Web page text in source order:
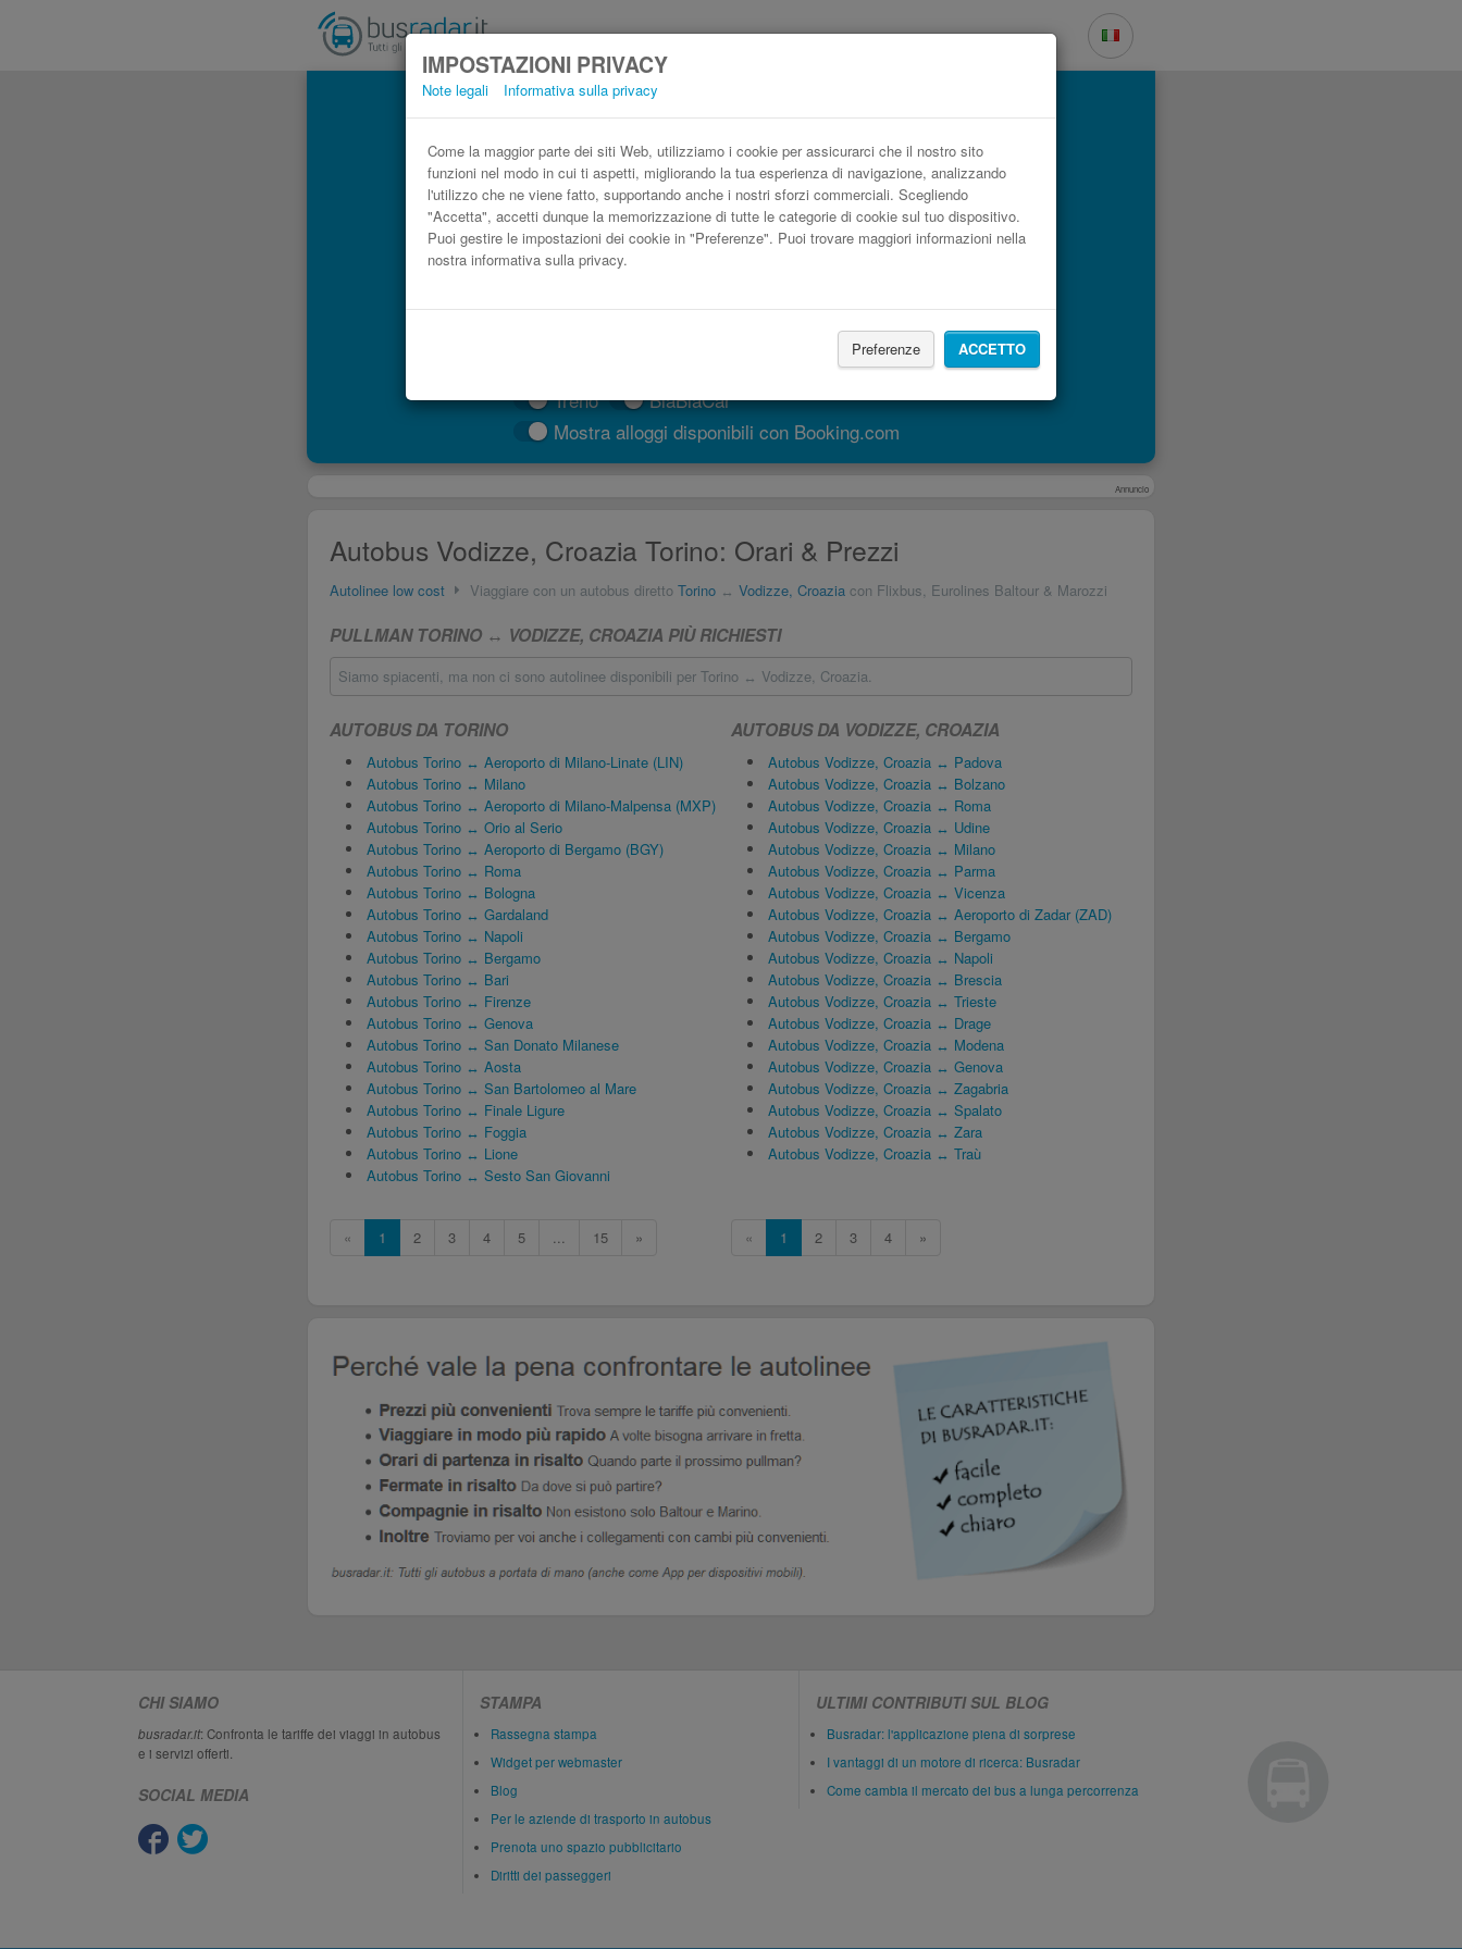
IMPOSTAZIONI PRIVACY
Note legali Informativa sulla privacy
Come la maggior parte dei siti Web, utilizziamo i cookie per assicurarci che il nostro sito
funzioni nel modo in cui ti aspetti, migliorando la tua esperienza di navigazione, analizzando
l'utilizzo che ne viene fatto, supportando anche i nostri sforzi commerciali. Scegliendo
"Accetta", accetti dunque la memorizzazione di tutte le categorie di cookie sul tuo dispositivo.
Puoi gestire le impostazioni dei cookie in "Preferenze". Puoi trovare maggiori informazioni nella
nostra informativa sulla privacy.
Preferenze ACCETTO
Autobus Torino Vodizze, Croazia low cost
Treno
BlaBlaCar
Mostra alloggi disponibili con Booking.com
Annuncio
Autobus Vodizze, Croazia Torino: Orari & Prezzi
Autolinee low cost Viaggiare con un autobus diretto Torino ↔ Vodizze, Croazia con Flixbus, Eurolines Baltour & Marozzi
PULLMAN TORINO ↔ VODIZZE, CROAZIA PIÙ RICHIESTI
Siamo spiacenti, ma non ci sono autolinee disponibili per Torino ↔ Vodizze, Croazia.
AUTOBUS DA TORINO
Autobus Torino ↔ Aeroporto di Milano-Linate (LIN)
Autobus Torino ↔ Milano
Autobus Torino ↔ Aeroporto di Milano-Malpensa (MXP)
Autobus Torino ↔ Orio al Serio
Autobus Torino ↔ Aeroporto di Bergamo (BGY)
Autobus Torino ↔ Roma
Autobus Torino ↔ Bologna
Autobus Torino ↔ Gardaland
Autobus Torino ↔ Napoli
Autobus Torino ↔ Bergamo
Autobus Torino ↔ Bari
Autobus Torino ↔ Firenze
Autobus Torino ↔ Genova
Autobus Torino ↔ San Donato Milanese
Autobus Torino ↔ Aosta
Autobus Torino ↔ San Bartolomeo al Mare
Autobus Torino ↔ Finale Ligure
Autobus Torino ↔ Foggia
Autobus Torino ↔ Lione
Autobus Torino ↔ Sesto San Giovanni
« 1 2 3 4 5 ... 15 »
AUTOBUS DA VODIZZE, CROAZIA
Autobus Vodizze, Croazia ↔ Padova
Autobus Vodizze, Croazia ↔ Bolzano
Autobus Vodizze, Croazia ↔ Roma
Autobus Vodizze, Croazia ↔ Udine
Autobus Vodizze, Croazia ↔ Milano
Autobus Vodizze, Croazia ↔ Parma
Autobus Vodizze, Croazia ↔ Vicenza
Autobus Vodizze, Croazia ↔ Aeroporto di Zadar (ZAD)
Autobus Vodizze, Croazia ↔ Bergamo
Autobus Vodizze, Croazia ↔ Napoli
Autobus Vodizze, Croazia ↔ Brescia
Autobus Vodizze, Croazia ↔ Trieste
Autobus Vodizze, Croazia ↔ Drage
Autobus Vodizze, Croazia ↔ Modena
Autobus Vodizze, Croazia ↔ Genova
Autobus Vodizze, Croazia ↔ Zagabria
Autobus Vodizze, Croazia ↔ Spalato
Autobus Vodizze, Croazia ↔ Zara
Autobus Vodizze, Croazia ↔ Traù
« 1 2 3 4 »
CHI SIAMO
busradar.it: Confronta le tariffe dei viaggi in autobus
e i servizi offerti.
SOCIAL MEDIA
STAMPA
Rassegna stampa
Widget per webmaster
Blog
Per le aziende di trasporto in autobus
Prenota uno spazio pubblicitario
Diritti dei passeggeri
ULTIMI CONTRIBUTI SUL BLOG
Busradar: l'applicazione piena di sorprese
I vantaggi di un motore di ricerca: Busradar
Come cambia il mercato dei bus a lunga percorrenza